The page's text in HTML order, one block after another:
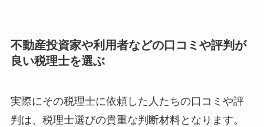
不動産投資家や利用者などの口コミや評判が
良い税理士を選ぶ
実際にその税理士に依頼した人たちの口コミや評
判は、税理士選びの貴重な判断材料となります。